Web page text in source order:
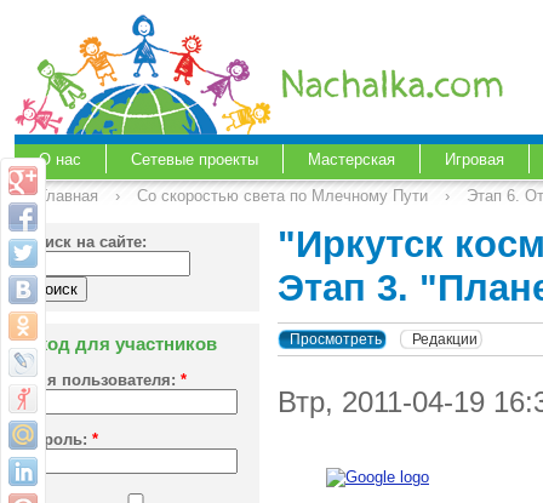
О нас Сетевые проекты Мастерская
Игровая
Главная
› Со скоростью света по Млечному Пути › Этап 6.
Поиск на сайте:
Вход для участников
Имя пользователя: *
Пароль: *
"Иркутск
Этап 3.
Просмотреть Редакции
Втр, 2011-04-19